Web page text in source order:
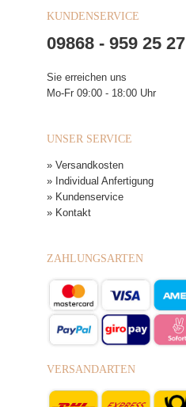
KUNDENSERVICE
09868 - 959 25 27
Sie erreichen uns
Mo-Fr 09:00 - 18:00 Uhr
UNSER SERVICE
» Versandkosten
» Individual Anfertigung
» Kundenservice
» Kontakt
ZAHLUNGSARTEN
VERSANDARTEN